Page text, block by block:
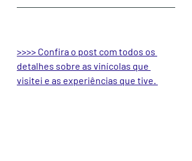
>>>> Confira o post com todos os
detalhes sobre as vinícolas que
visitei e as experiências que tive.